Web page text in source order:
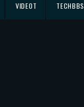
VIDEOT TECHBBS